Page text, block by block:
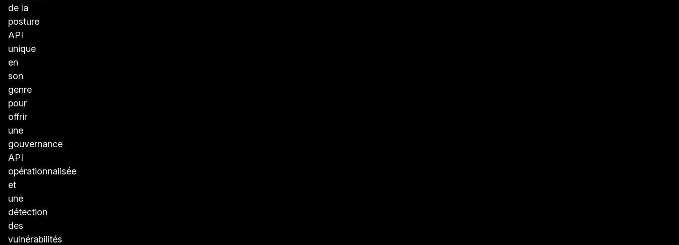
de la
posture
API
unique
en
son
genre
pour
offrir
une
gouvernance
API
opérationnalisée
et
une
détection
des
vulnérabilités